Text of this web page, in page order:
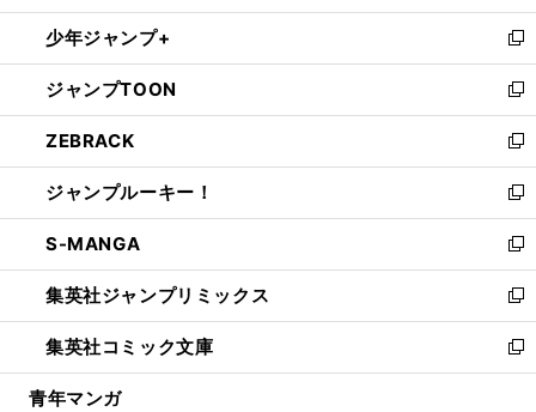
ウ
で
開
く
ン
ド
ウ
で
開
く
ウ
ィ
ン
ド
ウ
で
開
く
し
い
ウ
ィ
ン
ド
ウ
で
開
く
少年ジャンプ+
新
し
い
ウ
ィ
ン
ド
ウ
で
開
く
ジャンプTOON
新
し
い
ウ
ィ
ン
ド
ウ
で
開
く
ZEBRACK
新
し
い
ウ
ィ
ン
ド
ウ
で
開
ジャンプルーキー！
新
し
い
ウ
ィ
ン
ド
ウ
S-MANGA
新
し
い
ウ
ィ
ン
集英社ジャンプリミックス
新
し
い
ウ
集英社コミック文庫
新
し
青年マンガ